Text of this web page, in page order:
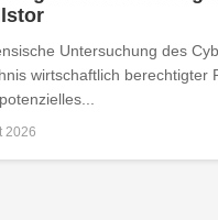
Untersuchung des
wirtschaftlich berechtigter
2026